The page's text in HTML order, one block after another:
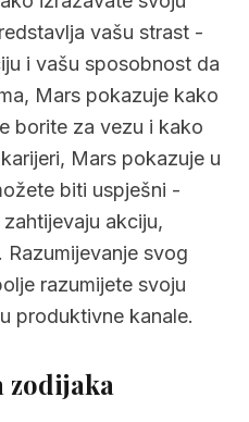
vašu strast -
i vašu sposobnost da
Mars pokazuje kako
borite za vezu i kako
Mars pokazuje u
biti uspješni -
akciju,
svog
razumijete svoju
produktivne kanale.
zodijaka